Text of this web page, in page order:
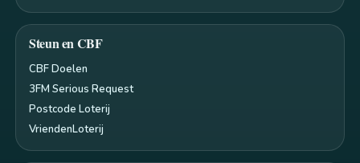
Steun en CBF
CBF Doelen
3FM Serious Request
Postcode Loterij
VriendenLoterij